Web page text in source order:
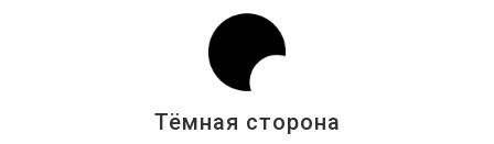
Тёмная сторона